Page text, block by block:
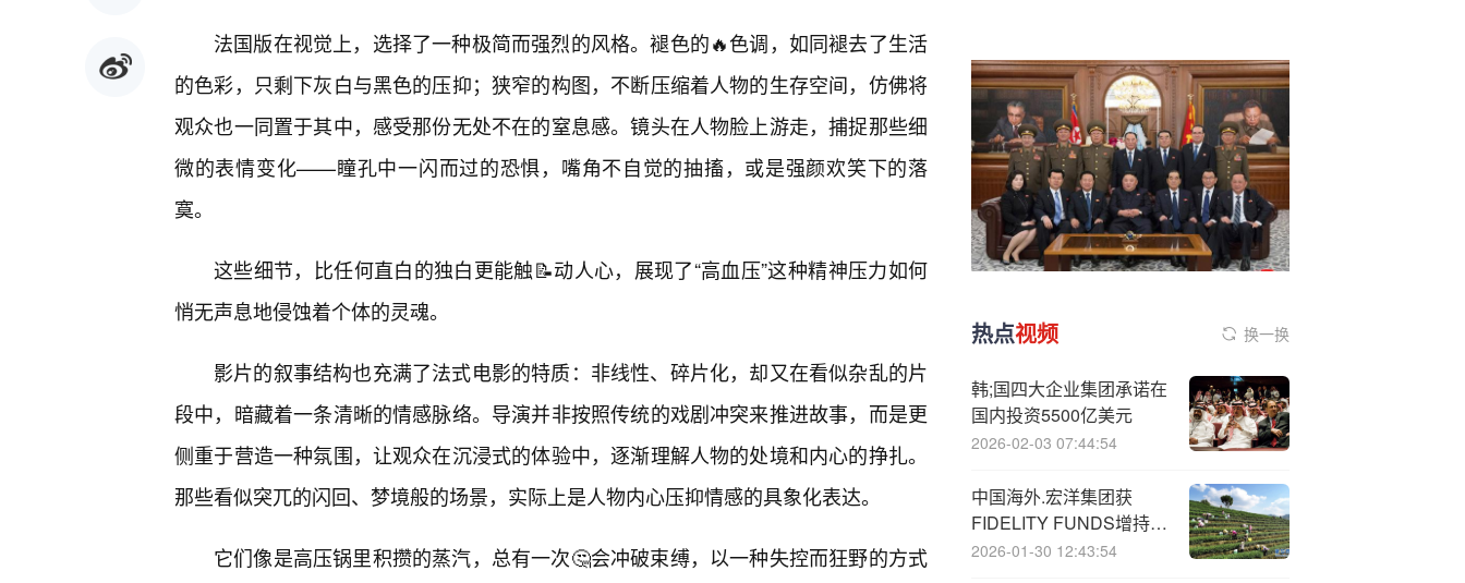
法国版在视觉上，选择了一种极简而强烈的风格。褪色的🔥色调，如同褪去了生活
的色彩，只剩下灰白与黑色的压抑；狭窄的构图，不断压缩着人物的生存空间，仿佛将
观众也一同置于其中，感受那份无处不在的窒息感。镜头在人物脸上游走，捕捉那些细
微的表情变化——瞳孔中一闪而过的恐惧，嘴角不自觉的抽搐，或是强颜欢笑下的落
寞。
这些细节，比任何直白的独白更能触📝动人心，展现了“高血压”这种精神压力如何
悄无声息地侵蚀着个体的灵魂。
影片的叙事结构也充满了法式电影的特质：非线性、碎片化，却又在看似杂乱的片
段中，暗藏着一条清晰的情感脉络。导演并非按照传统的戏剧冲突来推进故事，而是更
侧重于营造一种氛围，让观众在沉浸式的体验中，逐渐理解人物的处境和内心的挣扎。
那些看似突兀的闪回、梦境般的场景，实际上是人物内心压抑情感的具象化表达。
它们像是高压锅里积攒的蒸汽，总有一次🤔会冲破束缚，以一种失控而狂野的方式
热点视频 换一换
韩;国四大企业集团承诺在
国内投资5500亿美元
2026-02-03 07:44:54
中国海外.宏洋集团获
FIDELITY FUNDS增持
169.8万股 每股作价
2026-01-30 12:43:54